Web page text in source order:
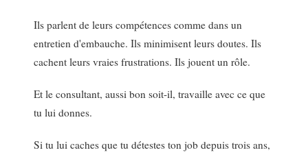
Ils parlent de leurs compétences comme dans un
entretien d'embauche. Ils minimisent leurs doutes. Ils
cachent leurs vraies frustrations. Ils jouent un rôle.
Et le consultant, aussi bon soit-il, travaille avec ce que
tu lui donnes.
Si tu lui caches que tu détestes ton job depuis trois ans,